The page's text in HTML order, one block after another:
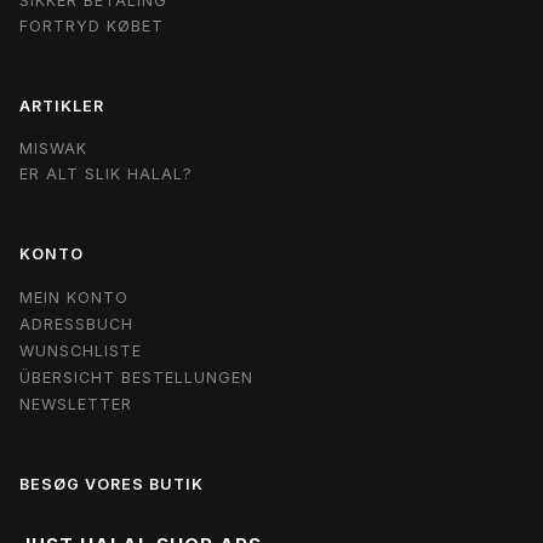
FORTRYD KØBET
ARTIKLER
MISWAK
ER ALT SLIK HALAL?
KONTO
MEIN KONTO
ADRESSBUCH
WUNSCHLISTE
ÜBERSICHT BESTELLUNGEN
NEWSLETTER
BESØG VORES BUTIK